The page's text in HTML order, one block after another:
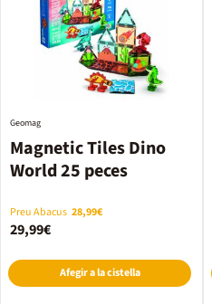
Magnetic Tiles Dino
World 25 peces
Geomag
Preu Abacus 28,99€
29,99€
Afegir a la cistella